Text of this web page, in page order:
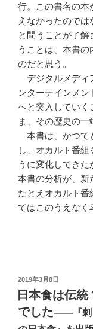
行。この書名の本
えなかったので
と問うことが了
うことは、本書
のだと思う。
デジタルメディ
ンターテインメ
へと突入していく
ま、その歴史の一
本書は、かつて
し、オカルト番
うに変化してきた
本書の分析が、新
たとえオカルト番
てはこのうえなく
投
稿
日:
2019年3月8日
日本食は伝
でした――『刺